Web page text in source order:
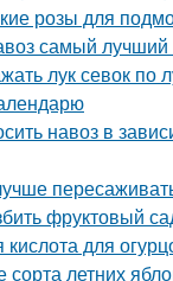
розы для
самый
лук севок
навоз в
фруктовый
для
сорта летних